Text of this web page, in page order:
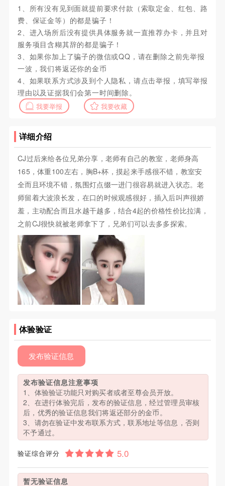
1、所有没有见到面就提前要求付款（索取定金、红包、路
费、保证金等）的都是骗子！
2、进入场所后没有提供具体服务就一直推荐办卡，并且对
服务项目含糊其辞的都是骗子！
3、如果你加上了骗子的微信或QQ，请在删除之前先举报
一波，我们将返还你的金币
4、如果联系方式涉及到个人隐私，请点击举报，填写举报
理由以及证据我们会第一时间删除。
我要举报 我要收藏
详细介绍
CJ过后来给各位兄弟分享，老师有自己的教室，老师身高
165，体重100左右，胸B+杯，摸起来手感很不错，教室安
全而且环境不错，氛围灯点缀一进门很容易就进入状态。老
师留着大波浪长发，在口的时候观感很好，插入后叫声很娇
羞，主动配合而且水越干越多，结合4起的价格性价比拉满，
之前CJ很快就被老师拿下了，兄弟们可以去多多探索。
体验验证
发布验证信息
发布验证信息注意事项
1、体验验证功能只对购买者或者至尊会员开放。
2、在进行体验完后，发布的验证信息，经过管理员审核
后，优秀的验证信息我们将返还部分的金币。
3、请勿在验证中发布联系方式，联系地址等信息，否则
不予通过。
验证综合评分
暂无验证信息